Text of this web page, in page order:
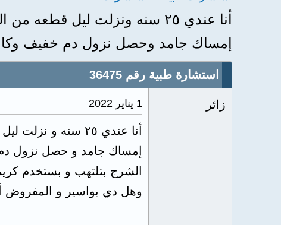
أنا عندي ٢٥ سنه ونزلت ليل
إمساك جامد وحصل نزول دم خفيف
استشارة طبية رقم 36475
زائر 1 يناير 2022
أنا عندي ٢٥ سنه
إمساك جامد و حصل نزول
الشرج بتلتهب و بستخدم
وهل دي بواسير و المفروض